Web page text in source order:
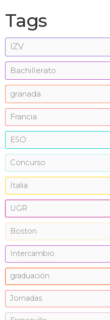
Tags
IZV
Bachillerato
granada
Francia
ESO
Concurso
Italia
UGR
Boston
Intercambio
graduación
Jornadas